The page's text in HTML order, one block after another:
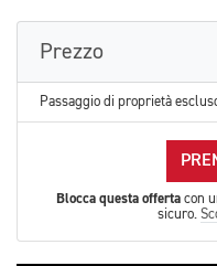
Prezzo
Passaggio di proprietà
Blocca questa offerta con
sicuro.